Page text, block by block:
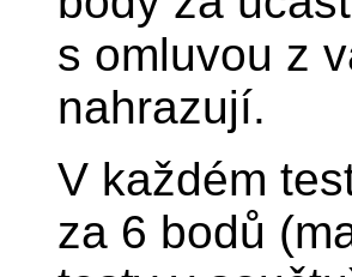
s omluvou z
nahrazují.
V každém
za 6 bodů